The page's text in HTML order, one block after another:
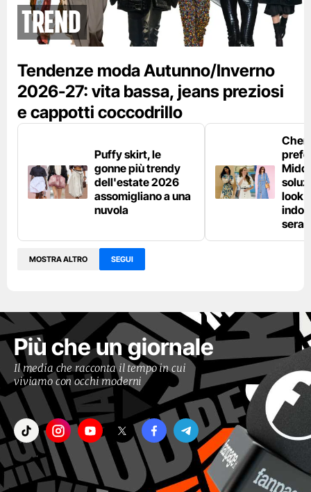
Trend
Tendenze moda Autunno/Inverno
2026-27: vita bassa, jeans preziosi
e cappotti coccodrillo
Puffy skirt, le
gonne più trendy
dell'estate 2026
assomigliano a una
nuvola
look
sera
MOSTRA ALTRO SEGUI
Più che un giornale
Il media che racconta il tempo in cui
viviamo con occhi moderni